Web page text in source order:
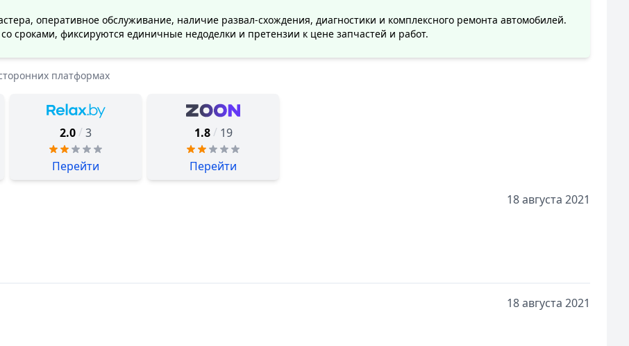
оперативное обслуживание, наличие развал-схождения, диагностики и комплексного ремонта автомобилей.
сроками, фиксируются единичные недоделки и претензии к цене запчастей и работ.
платформах
2.0 / 3
Перейти
1.8 / 19
Перейти
18 августа 2021
18 августа 2021